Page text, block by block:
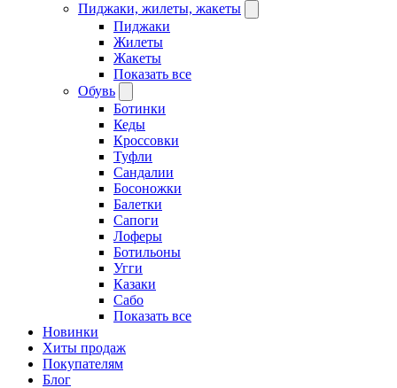
Пиджаки, жилеты, жакеты
Пиджаки
Жилеты
Жакеты
Показать все
Обувь
Ботинки
Кеды
Кроссовки
Туфли
Сандалии
Босоножки
Балетки
Сапоги
Лоферы
Ботильоны
Угги
Казаки
Сабо
Показать все
Новинки
Хиты продаж
Покупателям
Блог